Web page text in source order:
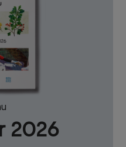
2026